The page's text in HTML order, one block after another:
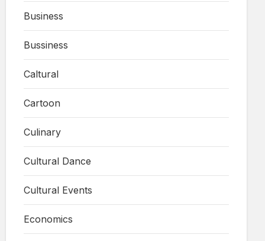
Business
Bussiness
Caltural
Cartoon
Culinary
Cultural Dance
Cultural Events
Economics